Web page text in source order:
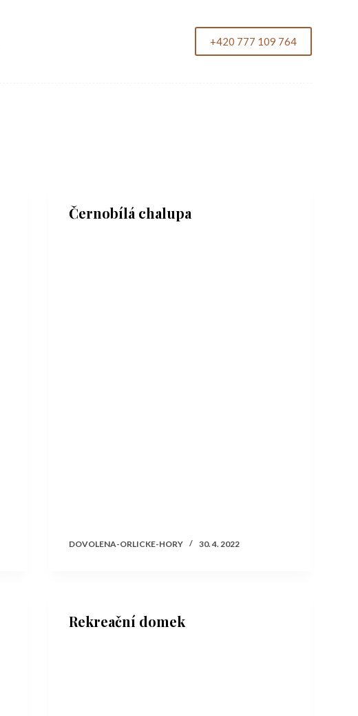
+420 777 109 764
Černobílá chalupa
DOVOLENA-ORLICKE-HORY 30. 4. 2022
Rekreační domek